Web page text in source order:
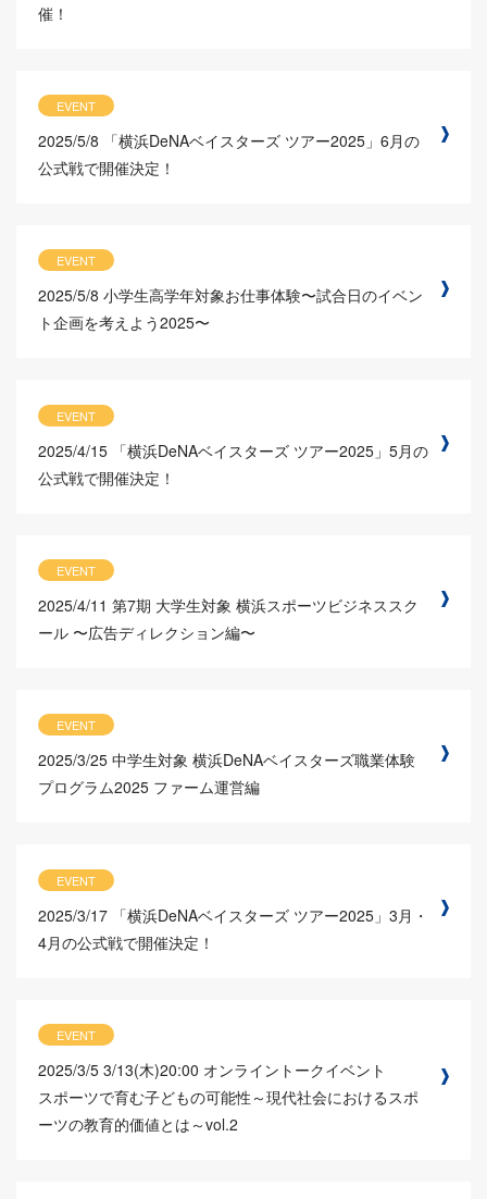
催！
EVENT
2025/5/8
「横浜DeNAベイスターズ ツアー2025」6月の
公式戦で開催決定！
EVENT
2025/5/8 小学生高学年対象お仕事体験〜試合日のイベン
ト企画を考えよう2025〜
EVENT
2025/4/15 「横浜DeNAベイスターズ ツアー2025」5月の
公式戦で開催決定！
EVENT
2025/4/11 第7期 大学生対象 横浜スポーツビジネススク
ール 〜広告ディレクション編〜
EVENT
2025/3/25 中学生対象 横浜DeNAベイスターズ職業体験
プログラム2025 ファーム運営編
EVENT
2025/3/17 「横浜DeNAベイスターズ ツアー2025」3月・
4月の公式戦で開催決定！
EVENT
2025/3/5 3/13(木)20:00 オンライントークイベント
スポーツで育む子どもの可能性～現代社会におけるスポ
ーツの教育的価値とは～vol.2